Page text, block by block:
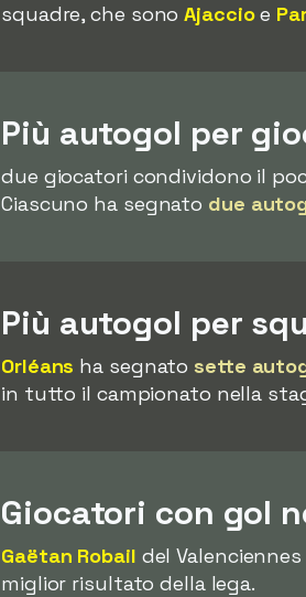
squadre, che sonoAjaccioe
Più autogol per
due giocatori condividono il
Ciascuno ha segnato due
Più autogol per
Orléans ha segnatosette
in tutto il campionato nella
Giocatori con gol
Gaëtan Robail del
miglior risultato della lega.